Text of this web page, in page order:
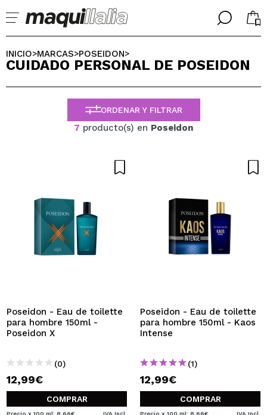
╳
Ya soy #maquilover, tengo cuenta
No tengo cuenta aquí
tus compras rápidamente, revisar el estado de tus
pedidos y consultar tus operaciones anteriores.
CREAR CUENTA
╳
SELECCIONA TU IDIOMA
ESPAÑOL
ENGLISH
FRANCES
ALEMAN
INICIO>MARCAS>POSEIDON>
CUIDADO PERSONAL DE POSEIDON
ORDENAR Y FILTRAR
7 producto(s) en Poseidon
Poseidon - Eau de toilette
para hombre 150ml -
Poseidon X
(0)
12,99€
COMPRAR
Precio x 100 ml: 8,66€ IVA Incl.
Poseidon - Eau de toilette
para hombre 150ml - Kaos
Intense
(1)
12,99€
COMPRAR
Precio x 100 ml: 8,66€ IVA Incl.